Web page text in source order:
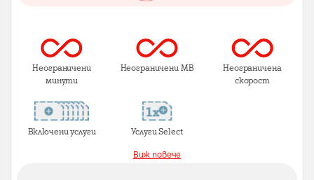
Неограничени
минути
Неограничени MB Неограничена
скорост
Включени услуги Услуги Select
Виж повече